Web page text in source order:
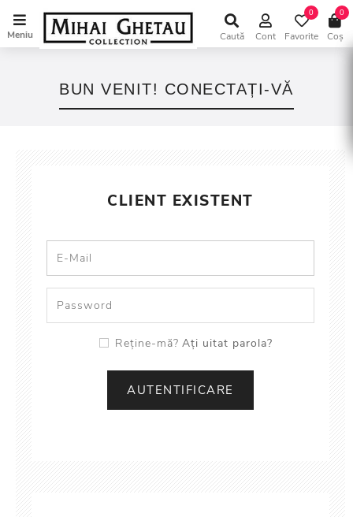
Meniu Caută Cont Favorite
0
Coș
0
BUN VENIT! CONECTAȚI-VĂ
CLIENT EXISTENT
Reține-mă? Ați uitat parola?